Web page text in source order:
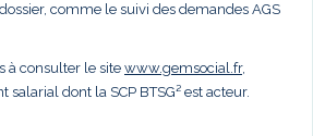
comme le suivi des demandes AGS
à consulter le site www.gemsocial.fr,
salarial dont la SCP BTSG² est acteur.